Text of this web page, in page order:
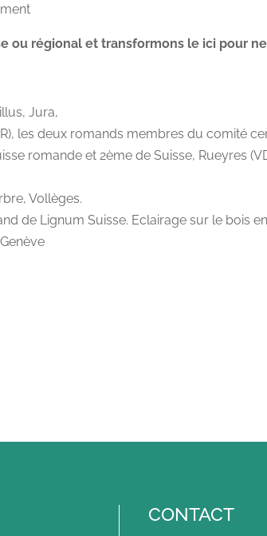
ou régional et transformons le ici pour
Jura,
les deux romands membres du comité
romande et 2ème de Suisse, Rueyres
Vollèges.
de Lignum Suisse. Eclairage sur le bois
CONTACT